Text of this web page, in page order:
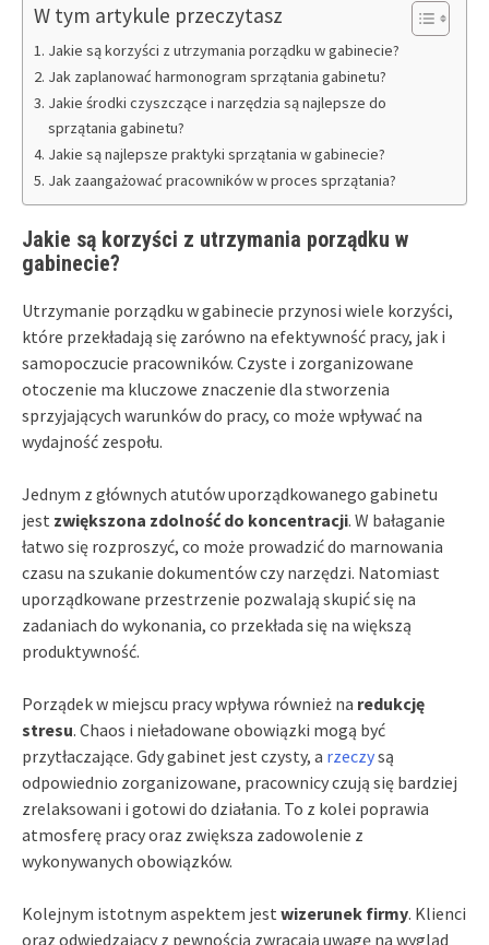
W tym artykule przeczytasz
Jakie są korzyści z utrzymania porządku w gabinecie?
Jak zaplanować harmonogram sprzątania gabinetu?
Jakie środki czyszczące i narzędzia są najlepsze do
sprzątania gabinetu?
Jakie są najlepsze praktyki sprzątania w gabinecie?
Jak zaangażować pracowników w proces sprzątania?
Jakie są korzyści z utrzymania porządku w
gabinecie?
Utrzymanie porządku w gabinecie przynosi wiele korzyści,
które przekładają się zarówno na efektywność pracy, jak i
samopoczucie pracowników. Czyste i zorganizowane
otoczenie ma kluczowe znaczenie dla stworzenia
sprzyjających warunków do pracy, co może wpływać na
wydajność zespołu.
Jednym z głównych atutów uporządkowanego gabinetu
jest zwiększona zdolność do koncentracji. W bałaganie
łatwo się rozproszyć, co może prowadzić do marnowania
czasu na szukanie dokumentów czy narzędzi. Natomiast
uporządkowane przestrzenie pozwalają skupić się na
zadaniach do wykonania, co przekłada się na większą
produktywność.
Porządek w miejscu pracy wpływa również na redukcję
stresu. Chaos i nieładowane obowiązki mogą być
przytłaczające. Gdy gabinet jest czysty, a rzeczysą
odpowiednio zorganizowane, pracownicy czują się bardziej
zrelaksowani i gotowi do działania. To z kolei poprawia
atmosferę pracy oraz zwiększa zadowolenie z
wykonywanych obowiązków.
Kolejnym istotnym aspektem jest wizerunek firmy. Klienci
oraz odwiedzający z pewnością zwracają uwagę na wygląd